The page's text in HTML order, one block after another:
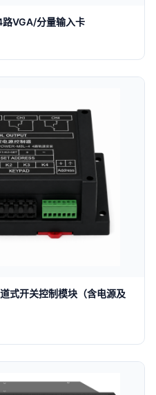
VGA/分量输入卡
式开关控制模块（含电源及